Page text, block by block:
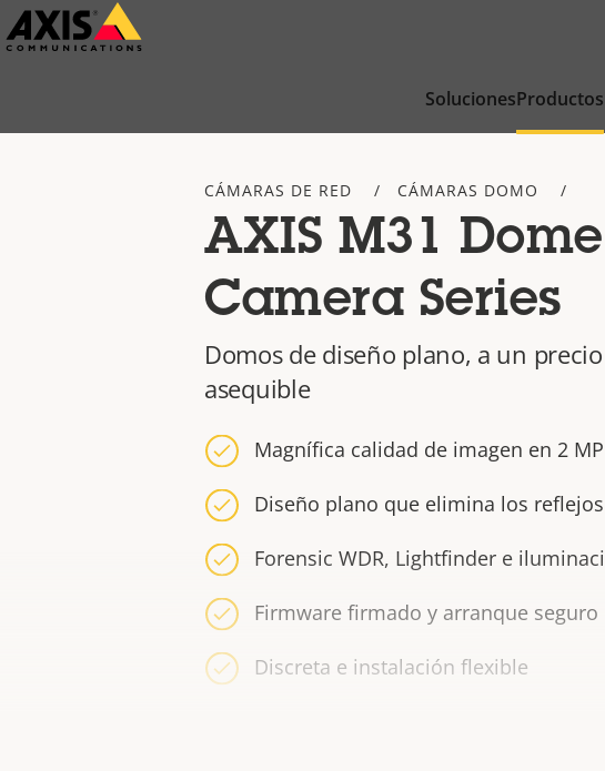
Saltar
al
SolucionesProductos
CÁMARAS DE RED CÁMARAS DOMO
AXIS M31 Dome
Camera Series
Domos de diseño plano, a un precio
asequible
Magnífica calidad de imagen en 2
Diseño plano que elimina los
Forensic WDR, Lightfinder e
Firmware firmado y arranque seguro
Discreta e instalación flexible